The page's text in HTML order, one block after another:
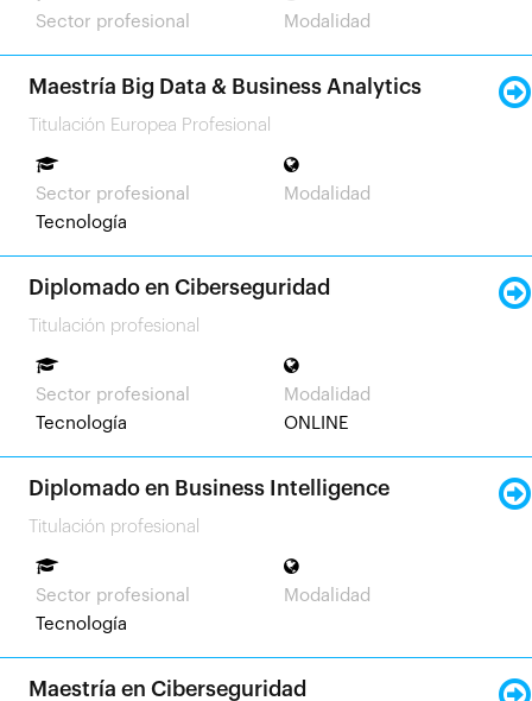
Sector profesional Modalidad
Maestría Big Data & Business Analytics
Titulación Europea Profesional
Sector profesional
Tecnología
Modalidad
Diplomado en Ciberseguridad
Titulación profesional
Sector profesional
Tecnología
Modalidad
ONLINE
Diplomado en Business Intelligence
Titulación profesional
Sector profesional
Tecnología
Modalidad
Maestría en Ciberseguridad